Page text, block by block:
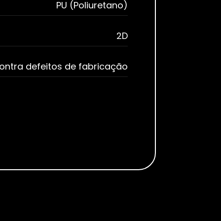
PU (Poliuretano)
2D
defeitos de fabricação